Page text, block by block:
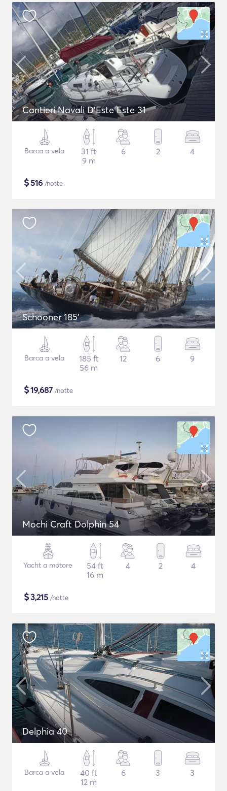
Cantieri Navali D'Este Este 31
Barca a vela
31 ft
9 m
6 2 4
$516 /notte
Schooner 185'
Barca a vela
185 ft
56 m
12 6 9
$19,687 /notte
Mochi Craft Dolphin 54
Yacht a motore
54 ft
16 m
4 2 4
$3,215 /notte
Delphia 40
Barca a vela
40 ft
12 m
6 3 3